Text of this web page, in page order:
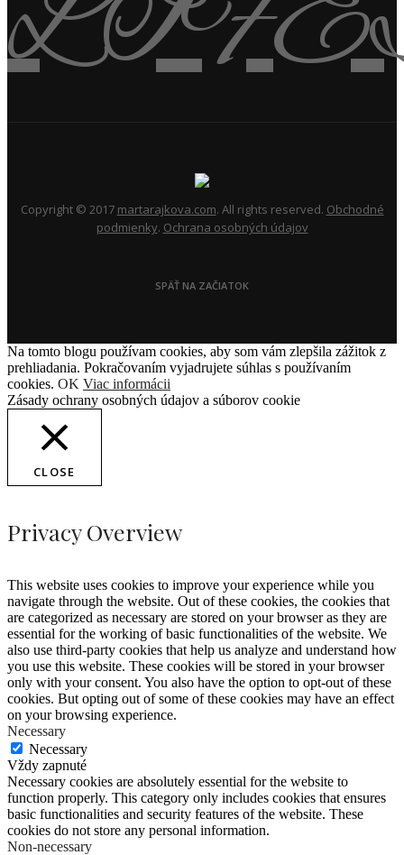
Copyright © 2017 martarajkova.com. All rights reserved. Obchodné
podmienky. Ochrana osobných údajov
SPÄŤ NA ZAČIATOK
Na tomto blogu používam cookies, aby som vám zlepšila zážitok z
prehliadania. Pokračovaním vyjadrujete súhlas s používaním
cookies. OK Viac informácii
Zásady ochrany osobných údajov a súborov cookie
CLOSE
Privacy Overview
This website uses cookies to improve your experience while you
navigate through the website. Out of these cookies, the cookies that
are categorized as necessary are stored on your browser as they are
essential for the working of basic functionalities of the website. We
also use third-party cookies that help us analyze and understand how
you use this website. These cookies will be stored in your browser
only with your consent. You also have the option to opt-out of these
cookies. But opting out of some of these cookies may have an effect
on your browsing experience.
Necessary
Necessary
Vždy zapnuté
Necessary cookies are absolutely essential for the website to
function properly. This category only includes cookies that ensures
basic functionalities and security features of the website. These
cookies do not store any personal information.
Non-necessary